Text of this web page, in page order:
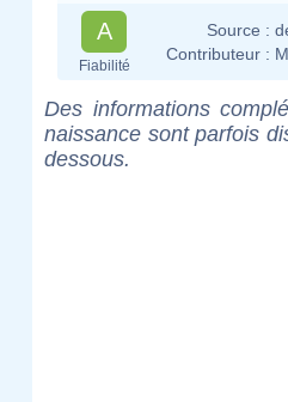
A
Fiabilité
Source :
Contributeur :
Des informations
naissance sont parfois
dessous.